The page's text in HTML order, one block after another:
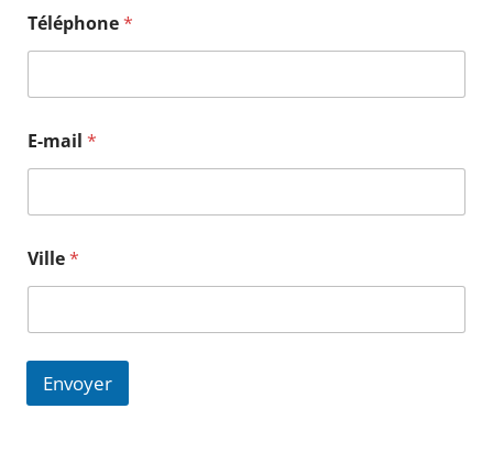
Téléphone*
E-mail *
-
m
i
*
-
Ville*
Envoyer